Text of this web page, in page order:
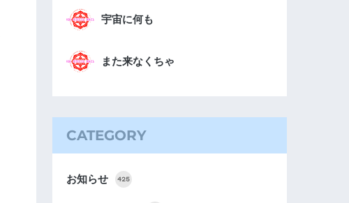
宇宙に何も
また来なくちゃ
CATEGORY
お知らせ 425